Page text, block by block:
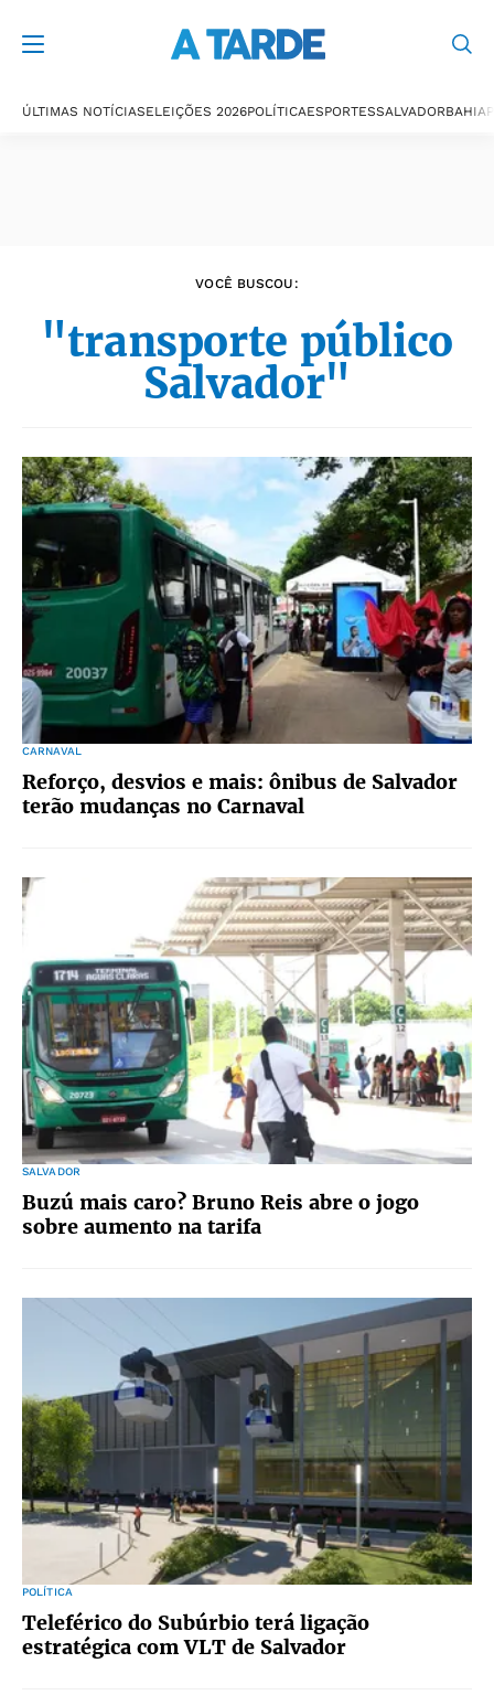
ÚLTIMAS NOTÍCIASELEIÇÕES 2026POLÍTICAESPORTESSALVADORBAHIA
VOCÊ BUSCOU:
"transporte público
Salvador"
CARNAVAL
Reforço, desvios e mais: ônibus de Salvador
terão mudanças no Carnaval
SALVADOR
Buzú mais caro? Bruno Reis abre o jogo
sobre aumento na tarifa
POLÍTICA
Teleférico do Subúrbio terá ligação
estratégica com VLT de Salvador